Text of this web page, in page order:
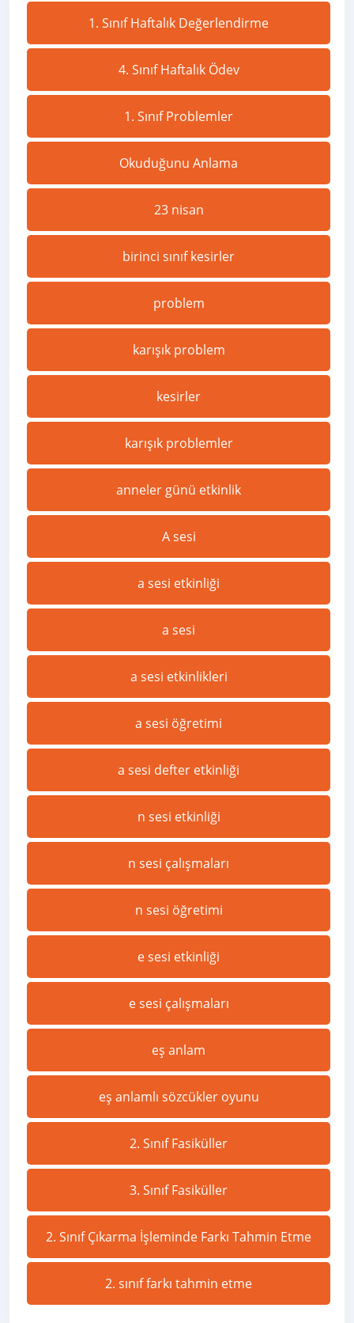
1. Sınıf Haftalık Değerlendirme
4. Sınıf Haftalık Ödev
1. Sınıf Problemler
Okuduğunu Anlama
23 nisan
birinci sınıf kesirler
problem
karışık problem
kesirler
karışık problemler
anneler günü etkinlik
A sesi
a sesi etkinliği
a sesi
a sesi etkinlikleri
a sesi öğretimi
a sesi defter etkinliği
n sesi etkinliği
n sesi çalışmaları
n sesi öğretimi
e sesi etkinliği
e sesi çalışmaları
eş anlam
eş anlamlı sözcükler oyunu
2. Sınıf Fasiküller
3. Sınıf Fasiküller
2. Sınıf Çıkarma İşleminde Farkı Tahmin Etme
2. sınıf farkı tahmin etme